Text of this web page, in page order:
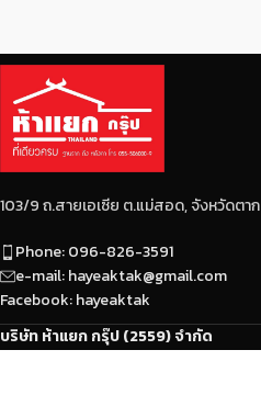
103/9 ถ.สายเอเซีย ต.แม่สอด, จังหวัดตาก
Phone: 096-826-3591
e-mail: hayeaktak@gmail.com
Facebook: hayeaktak
บริษัท ห้าแยก กรุ๊ป (2559) จำกัด